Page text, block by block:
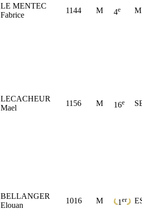
LE MENTEC
Fabrice
1144 M 4e
LECACHEUR
Mael
1156 M 16e
BELLANGER
Elouan
1016 M 1 er